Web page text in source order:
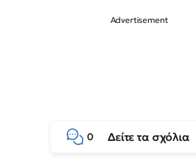
0 Δείτε τα σχόλια